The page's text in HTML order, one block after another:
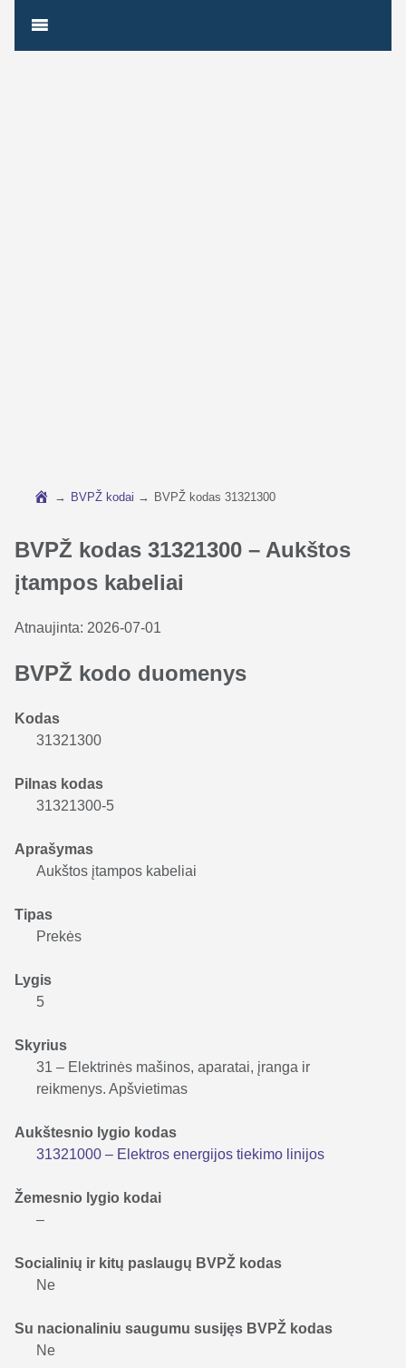
→ BVPŽ kodai → BVPŽ kodas 31321300
BVPŽ kodas 31321300 – Aukštos
įtampos kabeliai
Atnaujinta: 2026-07-01
BVPŽ kodo duomenys
Kodas
31321300
Pilnas kodas
31321300-5
Aprašymas
Aukštos įtampos kabeliai
Tipas
Prekės
Lygis
5
Skyrius
31 – Elektrinės mašinos, aparatai, įranga ir
reikmenys. Apšvietimas
Aukštesnio lygio kodas
31321000 – Elektros energijos tiekimo linijos
Žemesnio lygio kodai
–
Socialinių ir kitų paslaugų BVPŽ kodas
Ne
Su nacionaliniu saugumu susijęs BVPŽ kodas
Ne